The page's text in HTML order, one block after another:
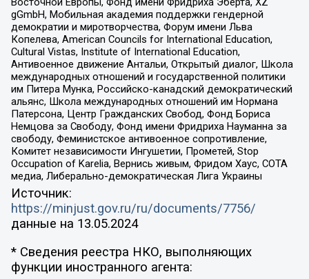
gGmbH, Мобильная академия поддержки гендерной
демократии и миротворчества, Форум имени Льва
Копелева, American Councils for International Education,
Cultural Vistas, Institute of International Education,
Антивоенное движение Антальи, Открытый диалог, Школа
международных отношений и государственной политики
им Питера Мунка, Российско-канадский демократический
альянс, Школа международных отношений им Нормана
Патерсона, Центр Гражданских Свобод, Фонд Бориса
Немцова за Свободу, Фонд имени Фридриха Науманна за
свободу, Феминистское антивоенное сопротивление,
Комитет независимости Ингушетии, Прометей, Stop
Occupation of Karelia, Вернись живым, Фридом Хаус, СОТА
медиа, Либерально-демократическая Лига Украины
Источник:
https://minjust.gov.ru/ru/documents/7756/
данные на 13.05.2024
* Сведения реестра НКО, выполняющих
функции иностранного агента: